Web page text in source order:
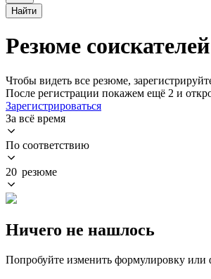
Найти
Резюме
Чтобы видеть все резюме,
После регистрации покажем ещё 2 и
Зарегистрироваться
За всё время
По соответствию
20 резюме
Ничего не нашлось
Попробуйте изменить формулировку или